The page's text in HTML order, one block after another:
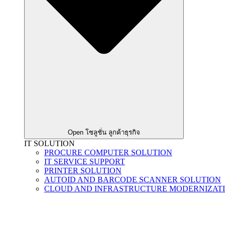
Open โซลูชั่น ลูกค้าธุรกิจ
IT SOLUTION
PROCURE COMPUTER SOLUTION
IT SERVICE SUPPORT
PRINTER SOLUTION
AUTOID AND BARCODE SCANNER SOLUTION
CLOUD AND INFRASTRUCTURE